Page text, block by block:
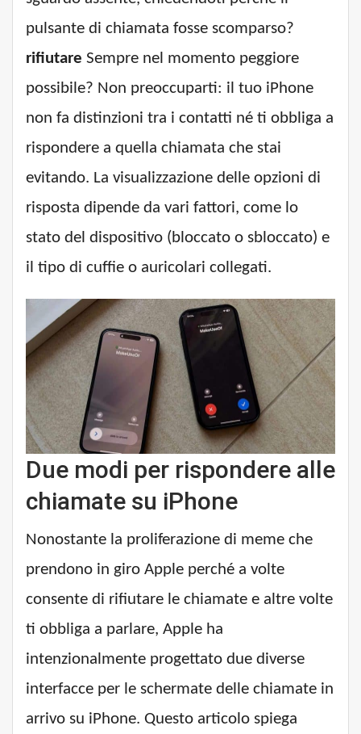
pulsante di chiamata fosse scomparso?
rifiutare Sempre nel momento peggiore
possibile? Non preoccuparti: il tuo iPhone
non fa distinzioni tra i contatti né ti obbliga a
rispondere a quella chiamata che stai
evitando. La visualizzazione delle opzioni di
risposta dipende da vari fattori, come lo
stato del dispositivo (bloccato o sbloccato) e
il tipo di cuffie o auricolari collegati.
Due modi per rispondere alle
chiamate su iPhone
Nonostante la proliferazione di meme che
prendono in giro Apple perché a volte
consente di rifiutare le chiamate e altre volte
ti obbliga a parlare, Apple ha
intenzionalmente progettato due diverse
interfacce per le schermate delle chiamate in
arrivo su iPhone. Questo articolo spiega